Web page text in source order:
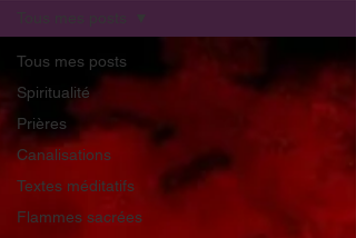
Tous mes posts
Spiritualité
Prières
Canalisations
Textes méditatifs
Flammes sacrées